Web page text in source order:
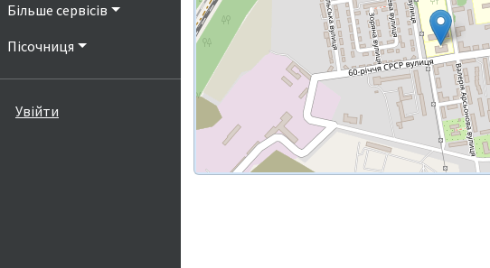
Більше сервісів
Пісочниця
Увійти